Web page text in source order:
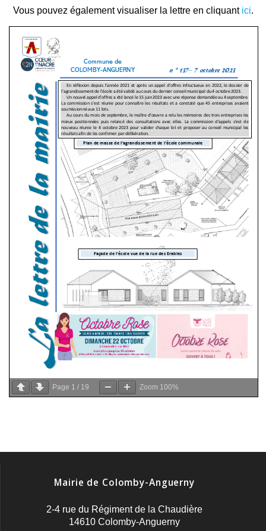
Vous pouvez également visualiser la lettre en cliquant ici.
Page 1 / 19 Zoom 100%
Mairie de Colomby-Anguerny
2-4 rue du Régiment de la Chaudière
14610 Colomby-Anguerny